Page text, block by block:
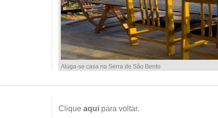
Aluga-se casa na Serra de São Bento
Clique aqui para voltar.